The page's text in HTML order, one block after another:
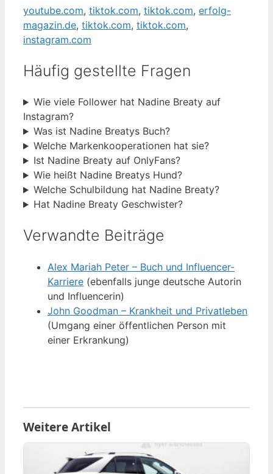
youtube.com, tiktok.com, tiktok.com, erfolg-
magazin.de, tiktok.com, tiktok.com,
instagram.com
Häufig gestellte Fragen
Wie viele Follower hat Nadine Breaty auf
Instagram?
Was ist Nadine Breatys Buch?
Welche Markenkooperationen hat sie?
Ist Nadine Breaty auf OnlyFans?
Wie heißt Nadine Breatys Hund?
Welche Schulbildung hat Nadine Breaty?
Hat Nadine Breaty Geschwister?
Verwandte Beiträge
Alex Mariah Peter – Buch und Influencer-
Karriere (ebenfalls junge deutsche Autorin
und Influencerin)
John Goodman – Krankheit und Privatleben
(Umgang einer öffentlichen Person mit
einer Erkrankung)
Weitere Artikel